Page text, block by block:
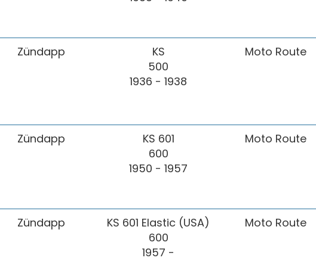
Zündapp
KS
500
1936 - 1938
Moto Route
Zündapp
KS 601
600
1950 - 1957
Moto Route
Zündapp
KS 601 Elastic (USA)
600
1957 -
Moto Route